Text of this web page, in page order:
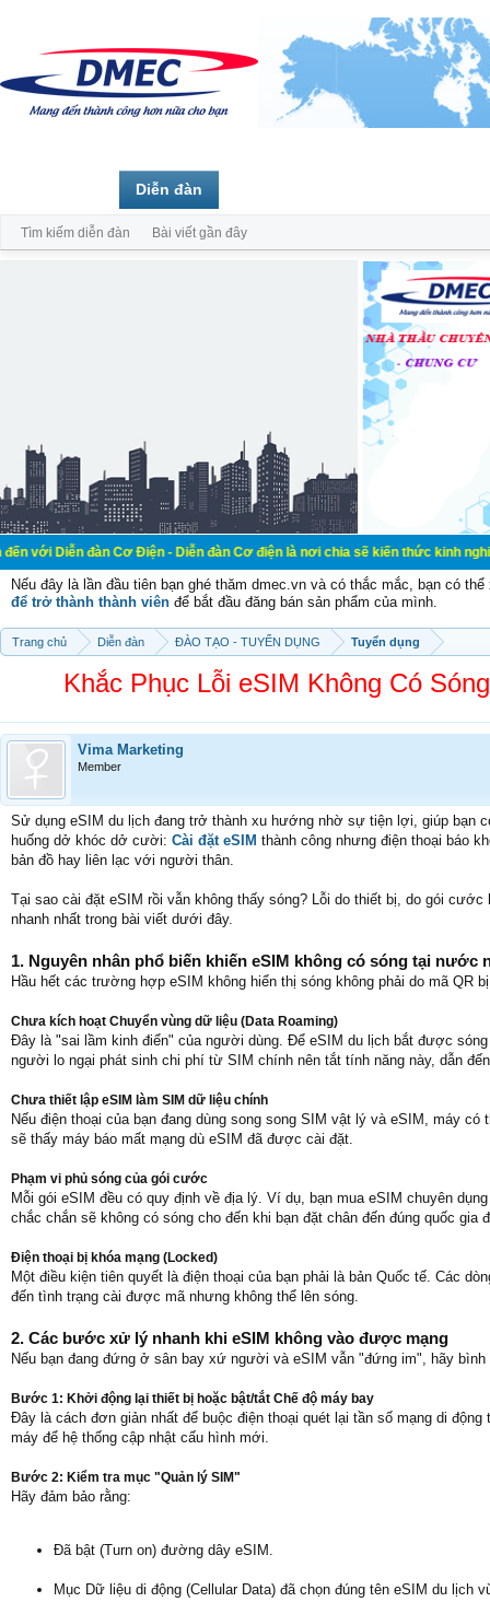
đàn Cơ Điện - Diễn đàn Cơ điện là nơi chia sẽ kiến thức kinh nghiệm
Nếu đây là lần đầu tiên bạn ghé thăm dmec.vn và có thắc mắc, bạn có
để trở thành thành viên để bắt đầu đăng bán sản phẩm của mình.
Trang chủ Diễn đàn ĐÀO TẠO - TUYỂN DỤNG Tuyển dụng
Khắc Phục Lỗi eSIM Không Có
Vima Marketing
Member
Sử dụng eSIM du lịch đang trở thành xu hướng nhờ sự tiện lợi, giúp bạn
huống dở khóc dở cười: Cài đặt eSIM thành công nhưng điện thoại báo
bản đồ hay liên lạc với người thân.
Tại sao cài đặt eSIM rồi vẫn không thấy sóng? Lỗi do thiết bị, do gói
nhanh nhất trong bài viết dưới đây.
1. Nguyên nhân phổ biến khiến eSIM không có sóng tại nước
Hầu hết các trường hợp eSIM không hiển thị sóng không phải do mã QR
Chưa kích hoạt Chuyển vùng dữ liệu (Data Roaming)
Đây là "sai lầm kinh điển" của người dùng. Để eSIM du lịch bắt được
người lo ngại phát sinh chi phí từ SIM chính nên tắt tính năng này, dẫn
Chưa thiết lập eSIM làm SIM dữ liệu chính
Nếu điện thoại của bạn đang dùng song song SIM vật lý và eSIM, máy
sẽ thấy máy báo mất mạng dù eSIM đã được cài đặt.
Phạm vi phủ sóng của gói cước
Mỗi gói eSIM đều có quy định về địa lý. Ví dụ, bạn mua eSIM chuyên
chắc chắn sẽ không có sóng cho đến khi bạn đặt chân đến đúng quốc gia
Điện thoại bị khóa mạng (Locked)
Một điều kiện tiên quyết là điện thoại của bạn phải là bản Quốc tế. Các
đến tình trạng cài được mã nhưng không thể lên sóng.
2. Các bước xử lý nhanh khi eSIM không vào được mạng
Nếu bạn đang đứng ở sân bay xứ người và eSIM vẫn "đứng im", hãy
Bước 1: Khởi động lại thiết bị hoặc bật/tắt Chế độ máy bay
Đây là cách đơn giản nhất để buộc điện thoại quét lại tần số mạng di
máy để hệ thống cập nhật cấu hình mới.
Bước 2: Kiểm tra mục "Quản lý SIM"
Hãy đảm bảo rằng:
Đã bật (Turn on) đường dây eSIM.
Mục Dữ liệu di động (Cellular Data) đã chọn đúng tên eSIM du lịch
Diễn đàn
Tìm kiếm diễn đàn Bài viết gần đây